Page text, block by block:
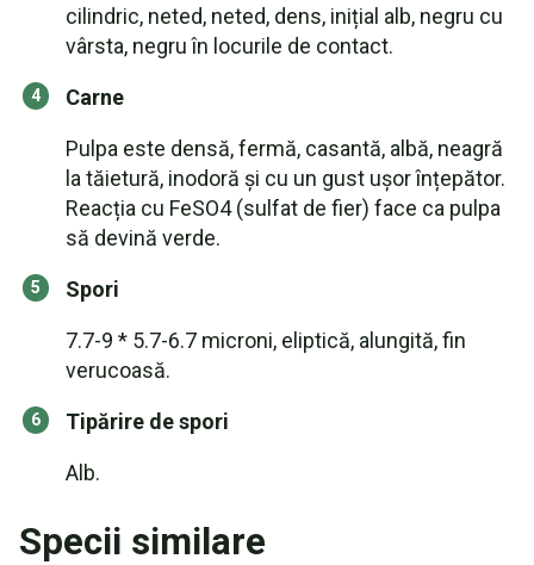
cilindric, neted, neted, dens, inițial alb, negru cu
vârsta, negru în locurile de contact.
Carne
Pulpa este densă, fermă, casantă, albă, neagră
la tăietură, inodoră și cu un gust ușor înțepător.
Reacția cu FeSO4 (sulfat de fier) face ca pulpa
să devină verde.
Spori
7.7-9 * 5.7-6.7 microni, eliptică, alungită, fin
verucoasă.
Tipărire de spori
Alb.
Specii similare